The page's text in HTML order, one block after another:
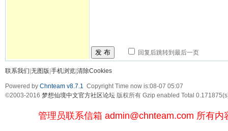
发 布 回复后跳转到最后一页
联系我们 无图版 手机浏览 清除Cookies
Powered by Chnteam v8.7.1 Copyright Time now is:08-07 05:07
©2003-2016 梦想仙境中文官方社区论坛 版权所有 Gzip enabled Total
管理员联系信箱 admin@chnteam.com 所有内